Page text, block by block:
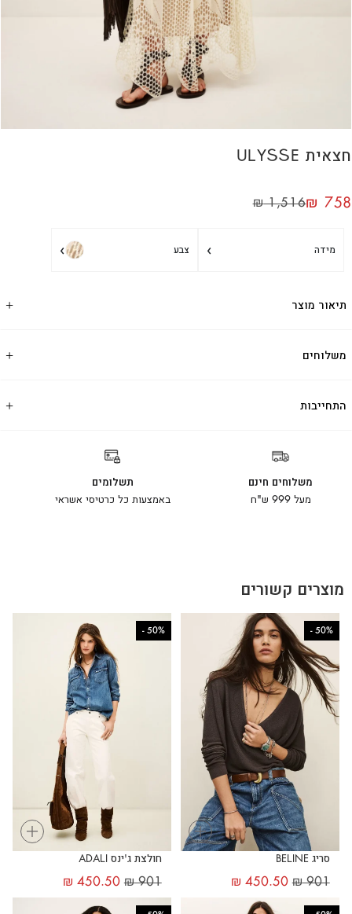
חצאית ULYSSE
₪1,516₪ 758
מידה › צבע ›
תיאור מוצר
משלוחים
התחייבות
משלוחים חינם
מעל 999 ש"ח
תשלומים
באמצעות כל כרטיסי אשראי
מוצרים קשורים
+
50%
-
סריג BELINE
₪901
₪ 450.50
+
50%
-
חולצת ג'ינס ADALI
₪901
₪ 450.50